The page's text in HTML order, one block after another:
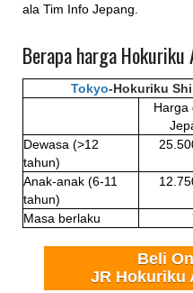
ala Tim Info Jepang.
Berapa harga Hokuriku
Tokyo-Hokuriku
Harga
Dewasa (>12
tahun)
Anak-anak (6-11
tahun)
Masa berlaku
Beli
JR Hokuriku